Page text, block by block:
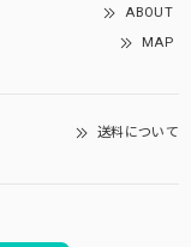
ABOUT
MAP
送料について